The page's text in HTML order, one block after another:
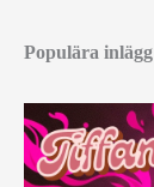
Populära inlägg